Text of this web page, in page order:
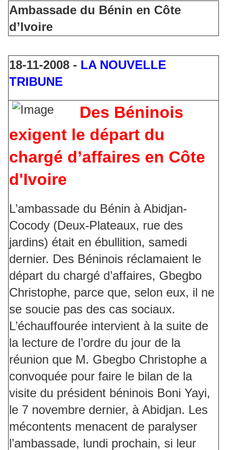
Ambassade du Bénin en Côte
d’Ivoire
18-11-2008 - LA NOUVELLE
TRIBUNE
Des Béninois
exigent le départ du
chargé d’affaires en Côte
d'Ivoire
L’ambassade du Bénin à Abidjan-
Cocody (Deux-Plateaux, rue des
jardins) était en ébullition, samedi
dernier. Des Béninois réclamaient le
départ du chargé d’affaires, Gbegbo
Christophe, parce que, selon eux, il ne
se soucie pas des cas sociaux.
L’échauffourée intervient à la suite de
la lecture de l’ordre du jour de la
réunion que M. Gbegbo Christophe a
convoquée pour faire le bilan de la
visite du président béninois Boni Yayi,
le 7 novembre dernier, à Abidjan. Les
mécontents menacent de paralyser
l’ambassade, lundi prochain, si leur